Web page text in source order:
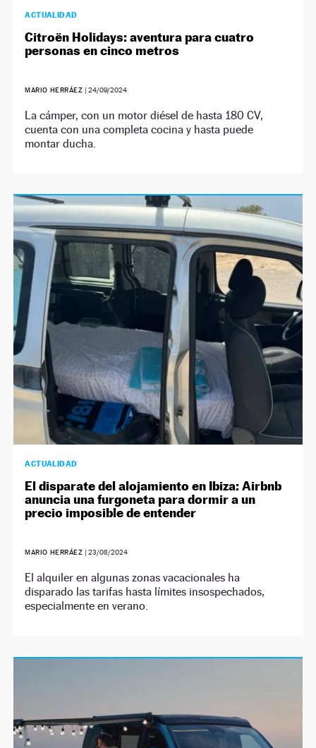
ACTUALIDAD
Citroën Holidays: aventura para cuatro
personas en cinco metros
MARIO HERRÁEZ | 24/09/2024
La cámper, con un motor diésel de hasta 180 CV,
cuenta con una completa cocina y hasta puede
montar ducha.
ACTUALIDAD
El disparate del alojamiento en Ibiza: Airbnb
anuncia una furgoneta para dormir a un
precio imposible de entender
MARIO HERRÁEZ | 23/08/2024
El alquiler en algunas zonas vacacionales ha
disparado las tarifas hasta límites insospechados,
especialmente en verano.